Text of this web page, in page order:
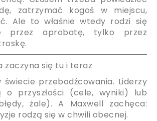
zatrzymać kogoś w miejscu,
Ale to właśnie wtedy rodzi się
przez aprobatę, tylko przez
zaczyna się tu i teraz
świecie przebodźcowania. Liderzy
o przyszłości (cele, wyniki) lub
żale). A Maxwell zachęca:
rodzą się w chwili obecnej.